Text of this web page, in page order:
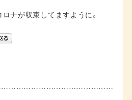
ナが収束してますように。